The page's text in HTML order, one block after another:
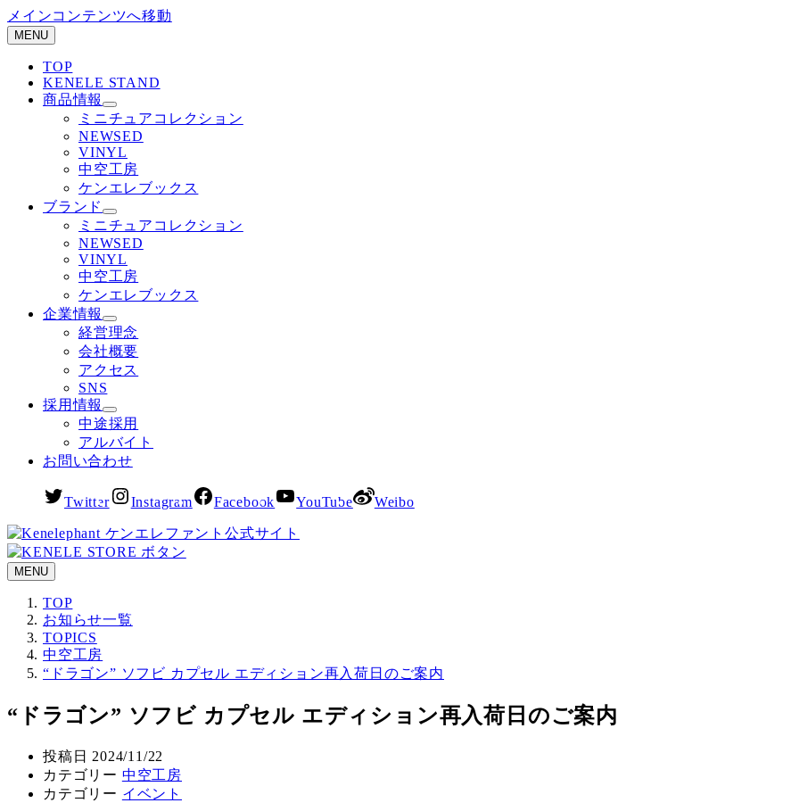
メインコンテンツへ移動
MENU
TOP
KENELE STAND
商品情報
ミニチュアコレクション
NEWSED
VINYL
中空工房
ケンエレブックス
ブランド
ミニチュアコレクション
NEWSED
VINYL
中空工房
ケンエレブックス
企業情報
経営理念
会社概要
アクセス
SNS
採用情報
中途採用
アルバイト
お問い合わせ
Twitter Instagram Facebook YouTube Weibo
MENU
TOP
お知らせ一覧
TOPICS
中空工房
“ドラゴン” ソフビ カプセル エディション再入荷日のご案内
“ドラゴン” ソフビ カプセル エディション再入荷日のご案内
投稿日 2024/11/22
カテゴリー 中空工房
カテゴリー イベント